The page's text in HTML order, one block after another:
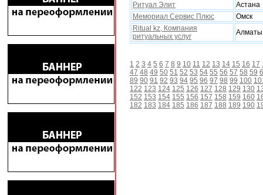
Ритуал Элит
Астана
Мемориал Сервис Плюс
Омск
Ritual kz, Компания
ритуальныx услуг
Алматы
1 2 3 4 5 6 7 8 9 10 11 12 13 14 15 16 17
47 48 49 50 51 52 53 54 55 56 57 58 59
89 90 91 92 93 94 95 96 97 98 99 100
122 123 124 125 126 127 128 129 130
152 153 154 155 156 157 158 159 160
182 183 184 185 186 187 188 189 190